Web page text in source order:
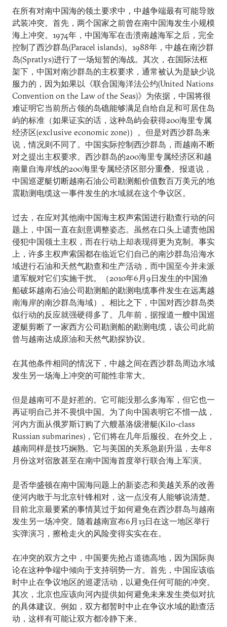
在所有对南中国海的领土要求中，中越争端最有可能导致
武装冲突。首先，两个国家之前曾在南中国海发生小规模
海上冲突。1974年，中国海军在击溃南越海军之后，完全
控制了西沙群岛(Paracel islands)。1988年，中越在南沙群
岛(Spratlys)进行了一场短暂的海战。其次，在国际法框
架下，中国对南沙群岛的主权要求，通常被认为是缺少说
服力的，因为如果以《联合国海洋法公约(United Nations
Convention on the Law of the Seas)》为依据，中国将很
难证明它当前所占领的岛礁能够满足自给自足和可居住岛
屿的标准（如果证实的话，这种岛屿会获得200海里专属
经济区(exclusive economic zone)）。但是对西沙群岛来
说，情况则不同了。中国实际控制西沙群岛，而越南不断
对之提出主权要求。西沙群岛的200海里专属经济区和越
南量自海岸线的200海里专属经济区部分重叠。报道说，
中国巡逻艇切断越南石油公司勘测船价值数百万美元的地
震勘测电缆这一事件发生的水域就在这个争议区。
过去，在应对其他南中国海主权声索国进行勘查行动的问
题上，中国一直在刻意调整姿态。虽然在口头上谴责他国
侵犯中国领土主权，而在行动上却表现得更为克制。事实
上，许多主权声索国都在临近它们自己的南沙群岛沿海水
域进行石油和天然气勘查和生产活动，而中国至今并未派
遣军舰对它们实施干扰。（2010年6月9日发生的中国渔
船破坏越南石油公司勘测船的勘测电缆事件发生在远离越
南海岸的南沙群岛海域）。相比之下，中国对西沙群岛类
似行动的反应就强硬得多了。几年前，据报道一艘中国巡
逻艇剪断了一家西方公司勘测船的勘测电缆，该公司此前
曾与越南达成原油和天然气勘探协议。
在其他条件相同的情况下，中越之间在西沙群岛周边水域
发生另一场海上冲突的可能性非常大。
但是越南可不是好惹的。它可能没那么多海军，但它也一
再证明自己并不畏惧中国。为了向中国表明它不惜一战，
河内方面从俄罗斯订购了六艘基洛级潜艇(Kilo-class
Russian submarines)，它们将在几年后服役。在外交上，
越南同样是技巧娴熟。它与美国的关系急剧升温，去年8
月份这对宿敌甚至在南中国海首度举行联合海上军演。
是否华盛顿在南中国海问题上的新姿态和美越关系的改善
使河内敢于与北京针锋相对，这一点没有人能够说清楚。
目前北京最要紧的事情莫过于如何避免在西沙群岛与越南
发生另一场冲突。随着越南宣布6月13日在这一地区举行
实弹演习，擦枪走火的风险变得实实在在。
在冲突的双方之中，中国要先抢占道德高地，因为国际舆
论在这种争端中倾向于支持弱势一方。首先，中国应该临
时中止在争议地区的巡逻活动，以避免任何可能的冲突。
其次，北京也应该向河内提供如何避免未来发生类似对抗
的具体建议。例如，双方都暂时中止在争议水域的勘查活
动，这样有可能让双方都冷静下来。